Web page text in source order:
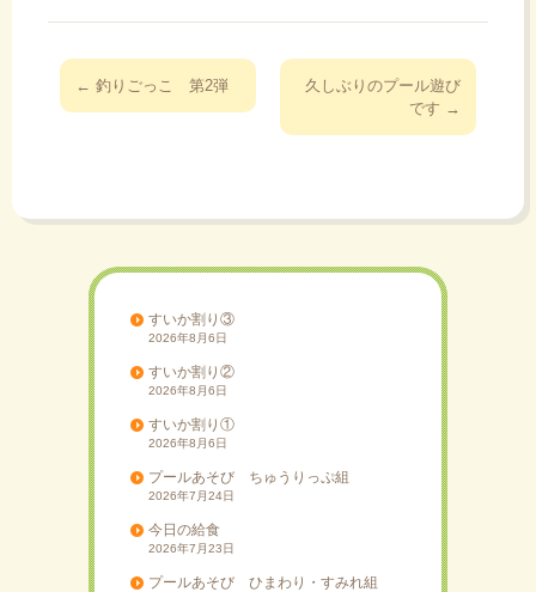
投
稿
← 釣りごっこ 第2弾
久しぶりのプール遊び
です →
すいか割り③
2026年8月6日
すいか割り②
2026年8月6日
すいか割り①
2026年8月6日
プールあそび ちゅうりっぷ組
2026年7月24日
今日の給食
2026年7月23日
プールあそび ひまわり・すみれ組